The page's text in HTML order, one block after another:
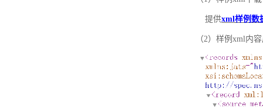
提供xml样例数
（2）样例xml内